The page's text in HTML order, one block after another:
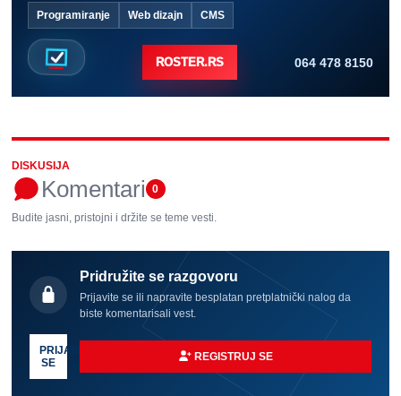
Programiranje Web dizajn CMS
ROSTER.RS 064 478 8150
DISKUSIJA
Komentari 0
Budite jasni, pristojni i držite se teme vesti.
Pridružite se razgovoru
Prijavite se ili napravite besplatan pretplatnički nalog da
biste komentarisali vest.
PRIJAVI
SE
REGISTRUJ SE